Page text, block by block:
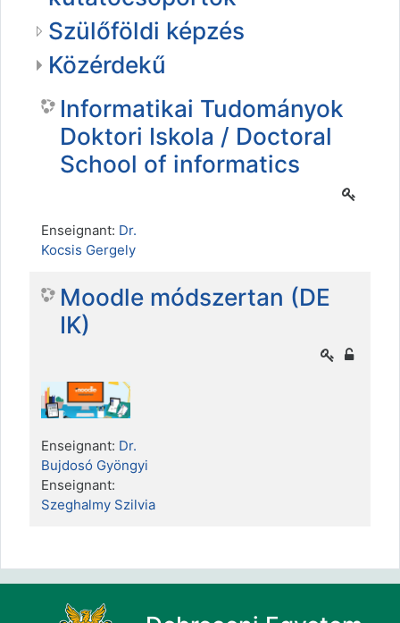
Szülőföldi képzés
Közérdekű
Informatikai Tudományok
Doktori Iskola / Doctoral
School of informatics
Enseignant: Dr.
Kocsis Gergely
Moodle módszertan (DE
IK)
Enseignant: Dr.
Bujdosó Gyöngyi
Enseignant:
Szeghalmy Szilvia